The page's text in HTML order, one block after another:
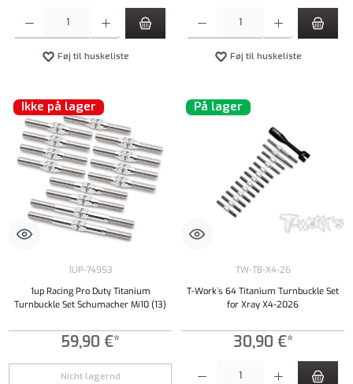
Føj til huskeliste Føj til huskeliste
Ikke på lager
1UP-74953
1up Racing Pro Duty Titanium
Turnbuckle Set Schumacher Mi10 (13)
59,90 €*
Nicht lagernd
På lager
TW-TB-X4-26
T-Work`s 64 Titanium Turnbuckle Set
for Xray X4-2026
30,90 €*